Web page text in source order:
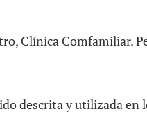
Clínica Comfamiliar.
descrita y utilizada en